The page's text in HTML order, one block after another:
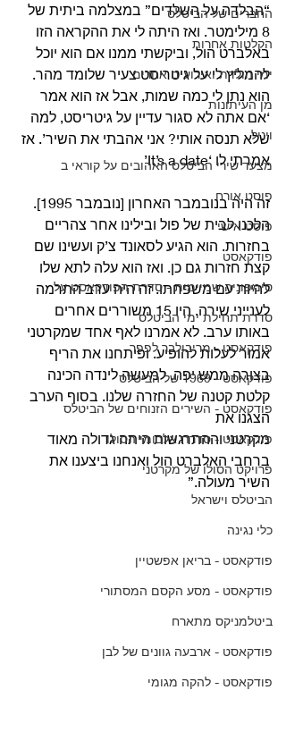
החברים של הביטלס
הקלטות אחרות
ימי הולדת ואירועים אחרים
מן העיתונות
ויניל
מצעד שירי הביטלס האהובים על קוראי ב
פוסט אורח
פוסט אישי
פודקאסט
סימפוניה שמיימית - סדרת הפודקאסט על
סדרת תחילת ימי הביטלס
פודקאסט - מריבולבר לפפר
פודקאסט - 1969 של הביטלס
פודקאסט - השירים הזנוחים של הביטלס
פודקאסט - סדרת אלבומי הסולו
פרויקט הסולו של מקרטני
הביטלס וישראל
כלי נגינה
פודקאסט - בריאן אפשטיין
פודקאסט - מסע הקסם המסתורי
ביטלמניקס מתארח
פודקאסט - ארבעה גוונים של לבן
פודקאסט - להקה מגומי
“הבלדה על השלדים” במצלמה ביתית של
8 מילימטר. ואז היתה לי את ההקראה הזו
באלברט הול, וביקשתי ממנו אם הוא יוכל
להמליץ לי על גיטריסט צעיר שלומד מהר.
הוא נתן לי כמה שמות, אבל אז הוא אמר
‘אם אתה לא סגור עדיין על גיטריסט, למה
שלא תנסה אותי? אני אהבתי את השיר’. אז
אמרתי לו ‘It’s a date’
זה היה בנובמבר האחרון [נובמבר 1995].
הלכנו לבית של פול ובילינו אחר צהריים
בחזרות. הוא הגיע לסאונד צ’ק ועשינו שם
קצת חזרות גם כן. ואז הוא עלה לתא שלו
להיות עם משפחתו. זה היה ערב התרמה
לענייני שירה. היו 15 משוררים אחרים
באותו ערב. לא אמרנו לאף אחד שמקרטני
אמור לעלות להופיע. ופיתחנו את הריף
בצורה ממש יפה. למעשה לינדה הכינה
קלטת קטנה של החזרה שלנו. בסוף הערב
הצגנו את
מקרטני וההתרגשות היתה גדולה מאוד
ברחבי האלברט הול ואנחנו ביצענו את
השיר מעולה.”